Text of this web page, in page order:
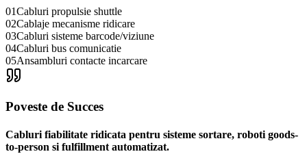
01Cabluri propulsie shuttle
02Cablaje mecanisme ridicare
03Cabluri sisteme barcode/viziune
04Cabluri bus comunicatie
05Ansambluri contacte incarcare
Poveste de Succes
Cabluri fiabilitate ridicata pentru sisteme sortare, roboti goods-
to-person si fulfillment automatizat.